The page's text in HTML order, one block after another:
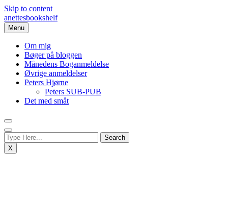
Skip to content
anettesbookshelf
Menu
Om mig
Bøger på bloggen
Månedens Boganmeldelse
Øvrige anmeldelser
Peters Hjørne
Peters SUB-PUB
Det med småt
X